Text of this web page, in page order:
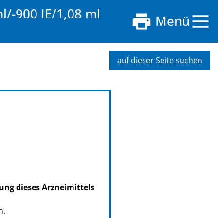
900 IE/1,08 ml
Menü
auf dieser Seite suchen
dieses Arzneimittels